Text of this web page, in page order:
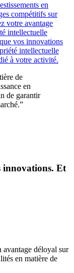
en
compétitifs sur
votre avantage
intellectuelle
vos innovations
intellectuelle
à votre activité.
de
en
de garantir
innovations. Et
avantage déloyal sur
en matière de